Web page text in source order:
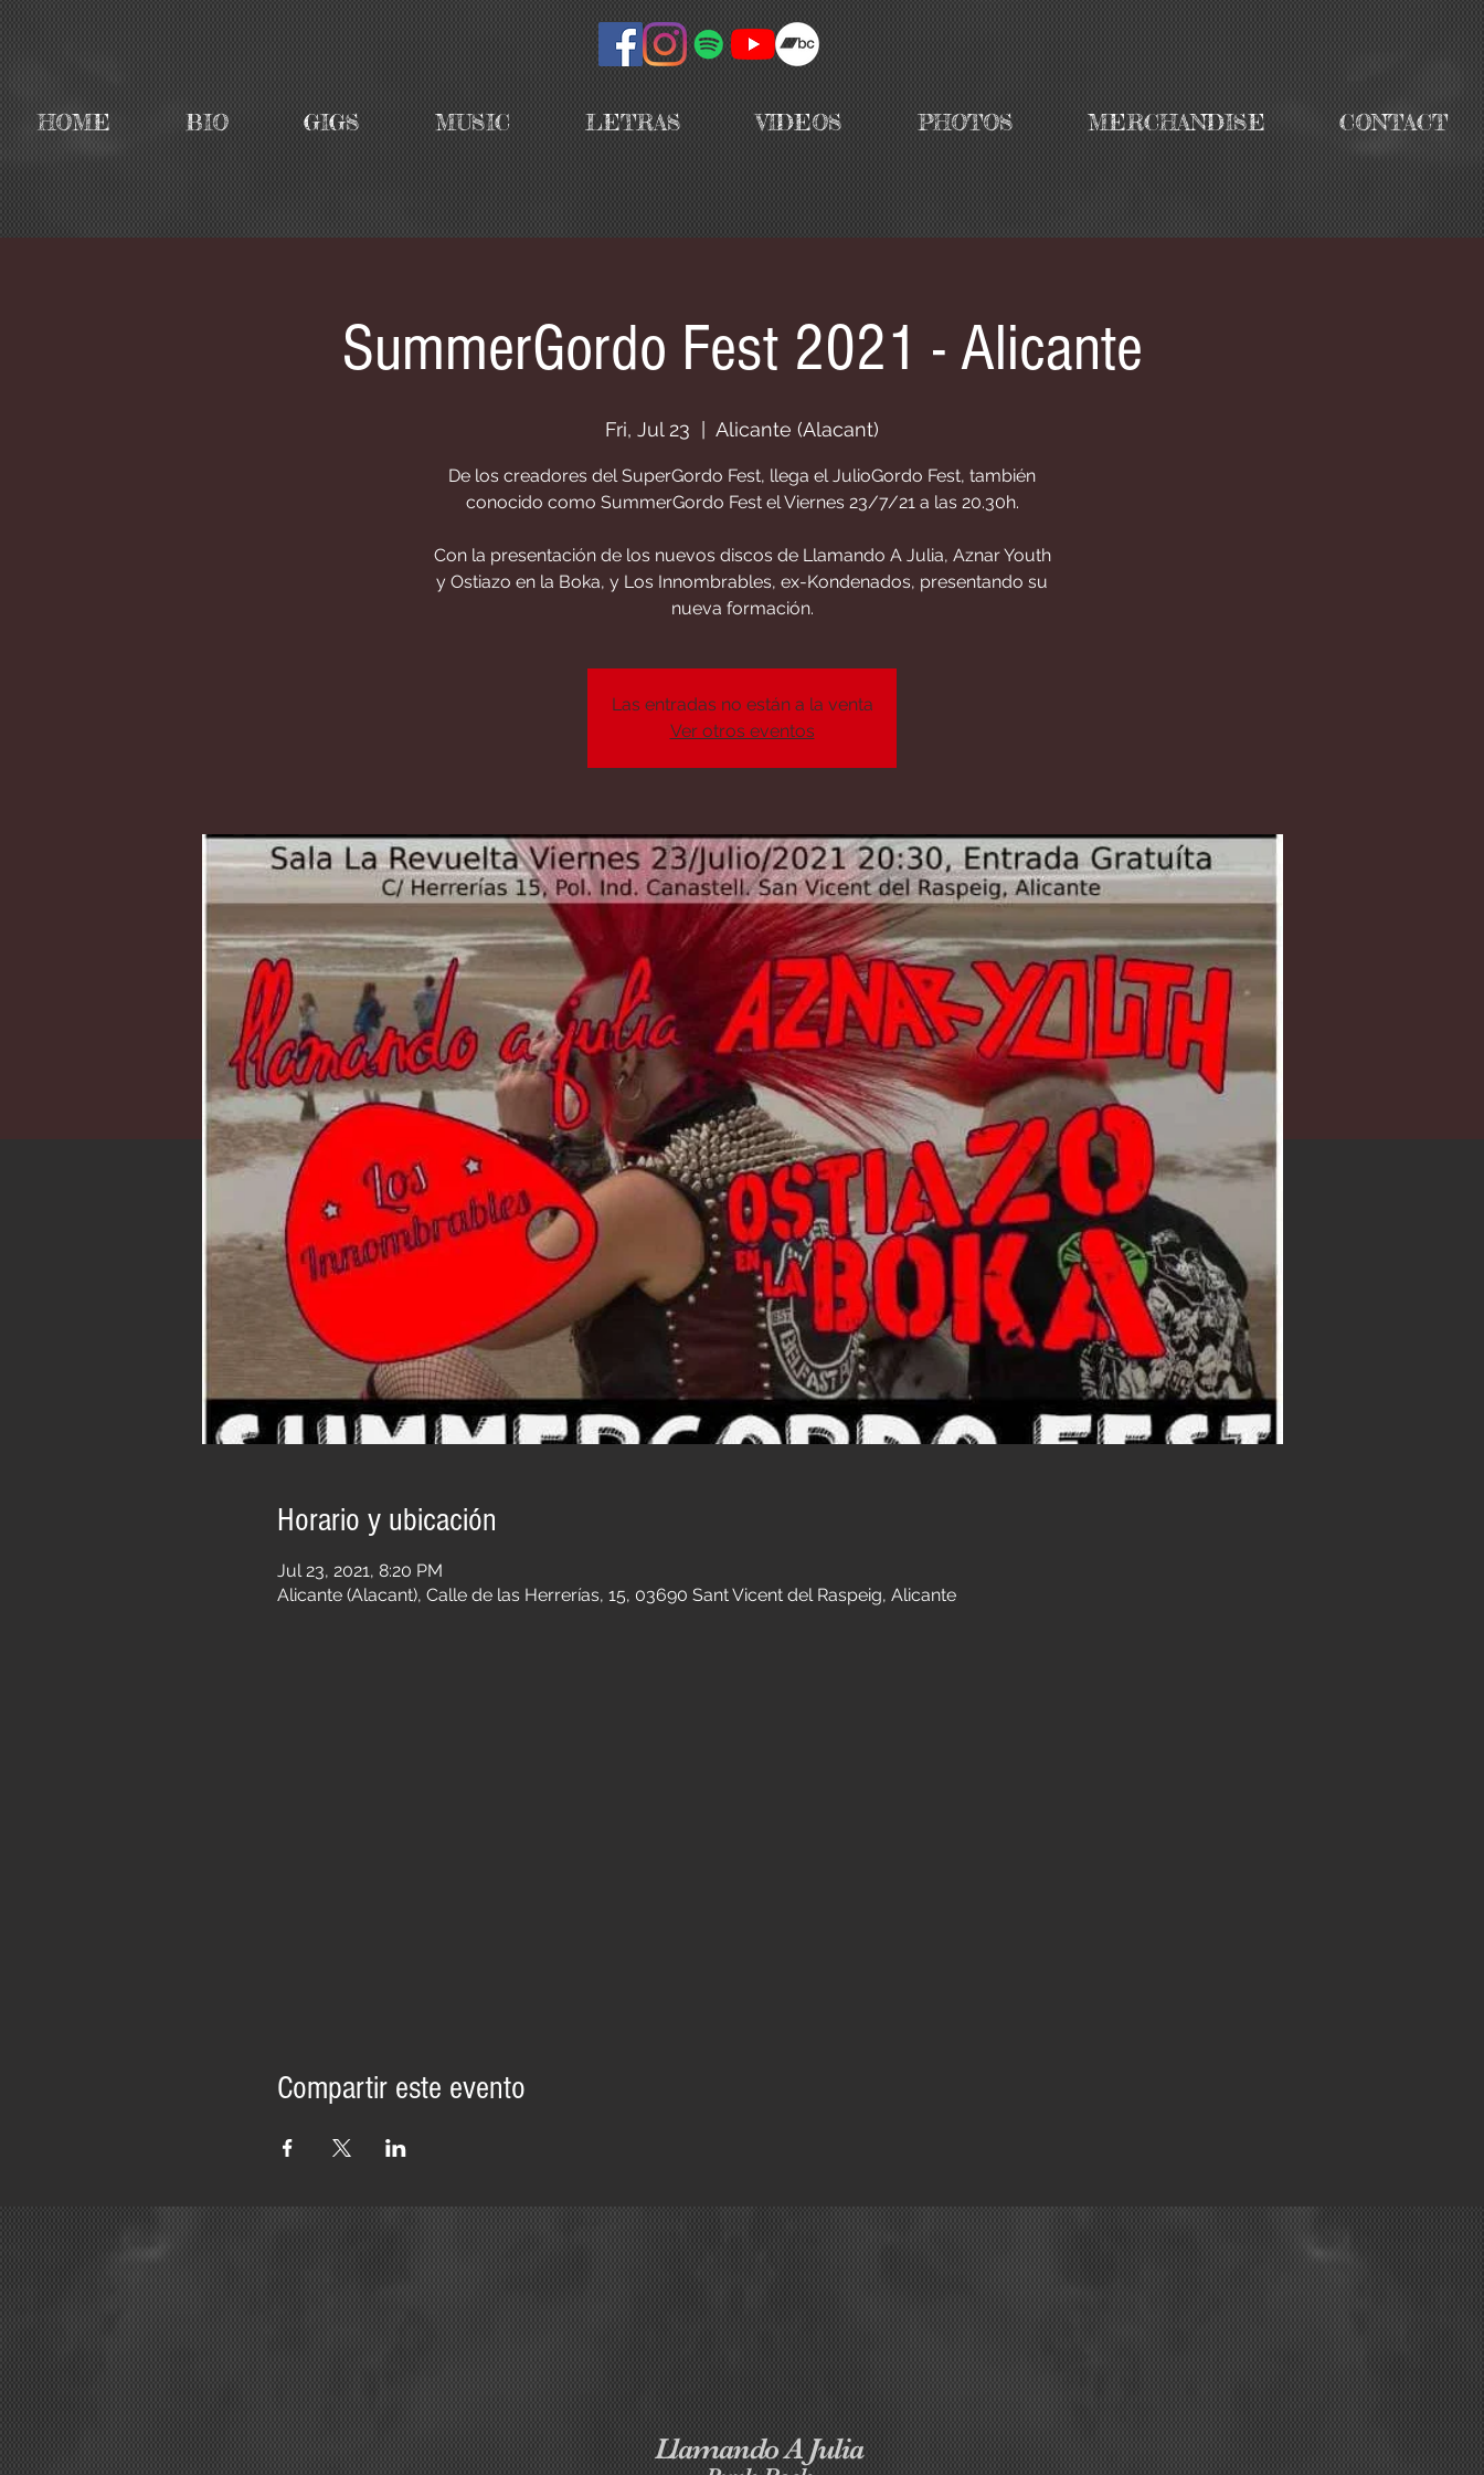
HOME BIO GIGS MUSIC LETRAS VIDEOS PHOTOS MERCHANDISE CONTACT
SummerGordo Fest 2021 - Alicante
Fri, Jul 23 Alicante (Alacant)
De los creadores del SuperGordo Fest, llega el JulioGordo Fest, también
conocido como SummerGordo Fest el Viernes 23/7/21 a las 20.30h.
Con la presentación de los nuevos discos de Llamando A Julia, Aznar Youth
y Ostiazo en la Boka, y Los Innombrables, ex-Kondenados, presentando su
nueva formación.
Las entradas no están a la venta
Ver otros eventos
Horario y ubicación
Jul 23, 2021, 8:20 PM
Alicante (Alacant), Calle de las Herrerías, 15, 03690 Sant Vicent del Raspeig, Alicante
Compartir este evento
Llamando A Julia